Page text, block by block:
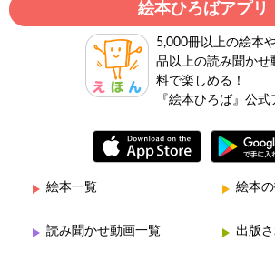
絵本ひろばアプリ
5,000冊以上の絵本
品以上の読み聞かせ
料で楽しめる！
『絵本ひろば』公式
絵本一覧 絵本
読み聞かせ動画一覧 出版